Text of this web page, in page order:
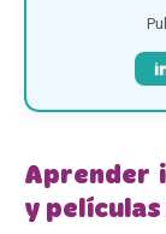
Aprender
y